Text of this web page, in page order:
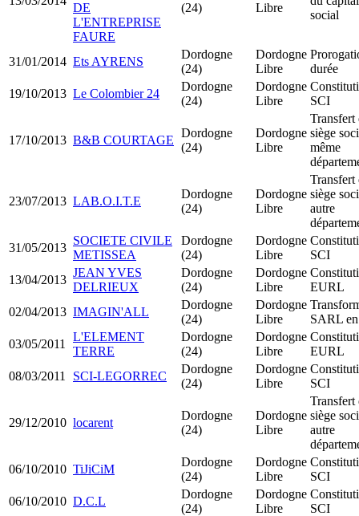
DE
L'ENTREPRISE
FAURE
(24)
Libre
social
31/01/2014 Ets AYRENS
Dordogne
(24)
Dordogne
Libre
durée
19/10/2013 Le Colombier 24
Dordogne
(24)
Dordogne
Libre
SCI
17/10/2013 B&B COURTAGE
Dordogne
(24)
Dordogne
Libre
Transfert
siège
même
23/07/2013 LAB.O.I.T.E
Dordogne
(24)
Dordogne
Libre
Transfert
siège
autre
31/05/2013
SOCIETE CIVILE
METISSEA
Dordogne
(24)
Dordogne
Libre
SCI
13/04/2013
JEAN YVES
DELRIEUX
Dordogne
(24)
Dordogne
Libre
EURL
02/04/2013 IMAGIN'ALL
Dordogne
(24)
Dordogne
Libre
SARL
03/05/2011
L'ELEMENT
TERRE
Dordogne
(24)
Dordogne
Libre
EURL
08/03/2011
SCI-LEGORREC
Dordogne
(24)
Dordogne
Libre
SCI
29/12/2010 locarent
Dordogne
(24)
Dordogne
Libre
Transfert
siège
autre
06/10/2010 TiJiCiM
Dordogne
(24)
Dordogne
Libre
SCI
06/10/2010 D.C.L
Dordogne
(24)
Dordogne
Libre
SCI